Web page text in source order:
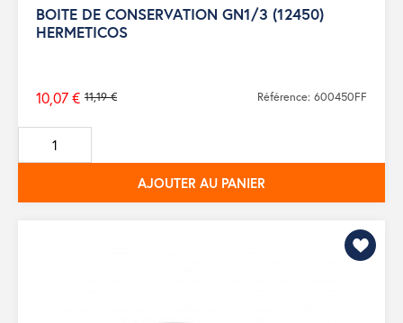
BOITE DE CONSERVATION GN1/3 (12450)
HERMETICOS
Prix
de
base
11,19 €
10,07 € Référence: 600450FF
AJOUTER AU PANIER